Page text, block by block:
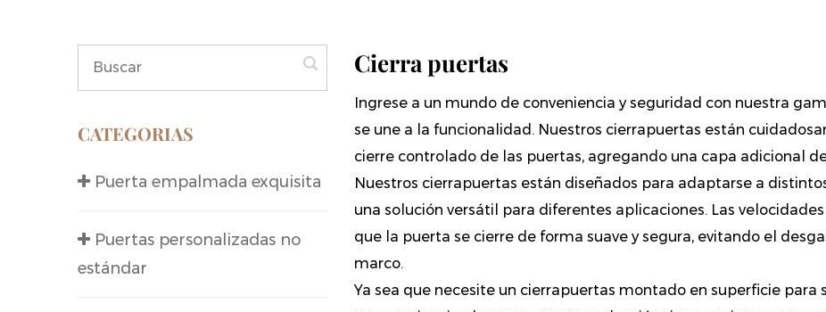
CATEGORIAS
Puerta empalmada exquisita
Puertas personalizadas no
estándar
Cierra puertas
Ingrese a un mundo de conveniencia y seguridad con nuestra
se une a la funcionalidad. Nuestros cierrapuertas están
cierre controlado de las puertas, agregando una capa adicional
Nuestros cierrapuertas están diseñados para adaptarse a
una solución versátil para diferentes aplicaciones. Las
que la puerta se cierre de forma suave y segura, evitando el
marco.
Ya sea que necesite un cierrapuertas montado en superficie